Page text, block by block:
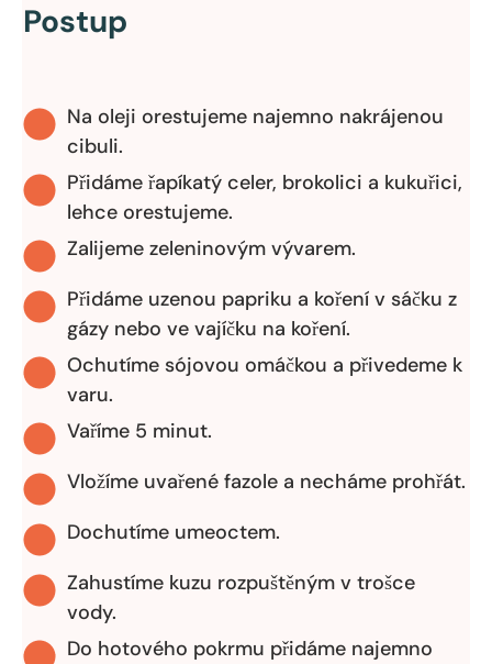
Postup
Na oleji orestujeme najemno nakrájenou
cibuli.
Přidáme řapíkatý celer, brokolici a kukuřici,
lehce orestujeme.
Zalijeme zeleninovým vývarem.
Přidáme uzenou papriku a koření v sáčku z
gázy nebo ve vajíčku na koření.
Ochutíme sójovou omáčkou a přivedeme k
varu.
Vaříme 5 minut.
Vložíme uvařené fazole a necháme prohřát.
Dochutíme umeoctem.
Zahustíme kuzu rozpuštěným v trošce
vody.
Do hotového pokrmu přidáme najemno